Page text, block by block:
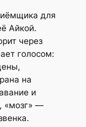
для
Айкой.
через
голосом:
на
и
«мозг» —